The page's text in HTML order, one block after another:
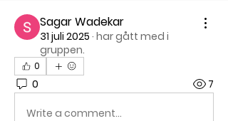
Sagar Wadekar
31 juli 2025 · har gått med i
gruppen.
0
0 7
Write a comment...